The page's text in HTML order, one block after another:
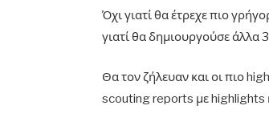
Όχι γιατί θα έτρεχε πιο
γιατί θα δημιουργούσε άλλα
Θα τον ζήλευαν και οι πιο
scouting reports με highlights